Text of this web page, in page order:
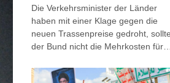
Die Verkehrsminister der Länder
haben mit einer Klage gegen die
neuen Trassenpreise gedroht, sollte
der Bund nicht die Mehrkosten für
Schienenmaut übernehmen. "Wir